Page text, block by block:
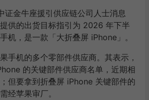
证金牛座援引供应链公司人士消息
供的出货目标指引为 2026 年下半
机，是一款「大折叠屏 iPhone」。
手机的多个零部件供应商。其表示，
的关键部件供应商名单，近期相
但要拿到折叠屏 iPhone 关键部件的
经苹果审厂。